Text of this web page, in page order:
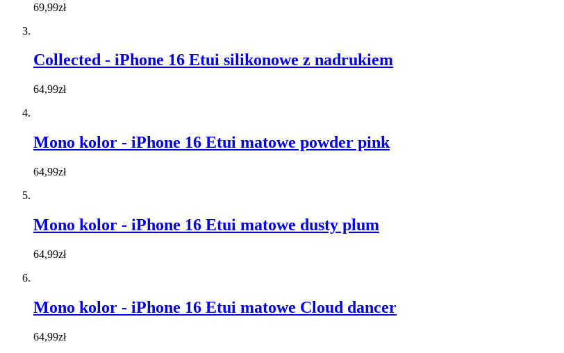
69,99zł
Collected - iPhone 16 Etui silikonowe z nadrukiem
64,99zł
Mono kolor - iPhone 16 Etui matowe powder pink
64,99zł
Mono kolor - iPhone 16 Etui matowe dusty plum
64,99zł
Mono kolor - iPhone 16 Etui matowe Cloud dancer
64,99zł